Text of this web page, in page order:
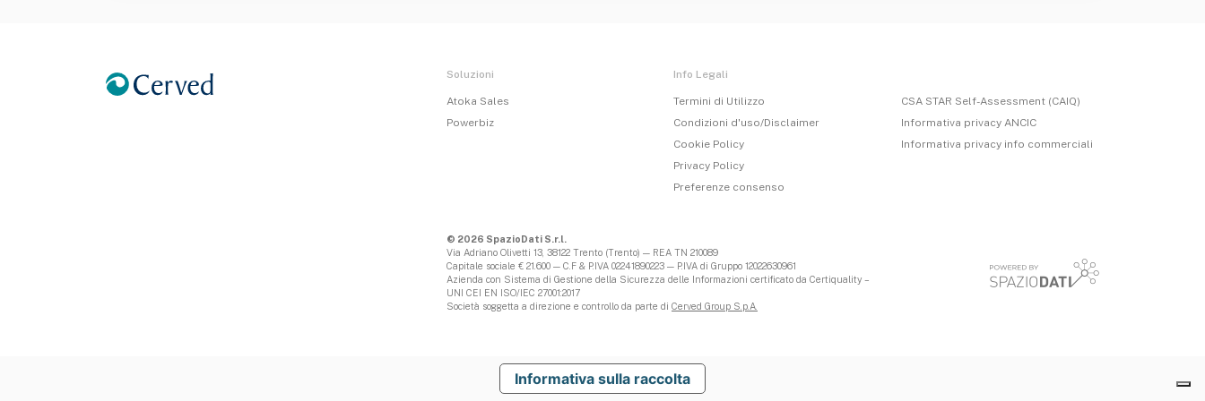
Soluzioni
Atoka Sales
Powerbiz
Info Legali
Termini di Utilizzo
Condizioni d'uso/Disclaimer
Cookie Policy
Privacy Policy
Preferenze consenso
CSA STAR Self-Assessment (CAIQ)
Informativa privacy ANCIC
Informativa privacy info commerciali
© 2026 SpazioDati S.r.l.
Via Adriano Olivetti 13, 38122 Trento (Trento) — REA TN 210089
Capitale sociale € 21.600 — C.F & P.IVA 02241890223 — P.IVA di Gruppo 12022630961
Azienda con Sistema di Gestione della Sicurezza delle Informazioni certificato da Certiquality –
UNI CEI EN ISO/IEC 27001:2017
Società soggetta a direzione e controllo da parte di Cerved Group S.p.A.
Informativa sulla raccolta